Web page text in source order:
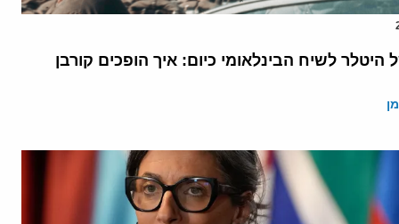
לשיח הבינלאומי כיום: איך הופכים קורבן